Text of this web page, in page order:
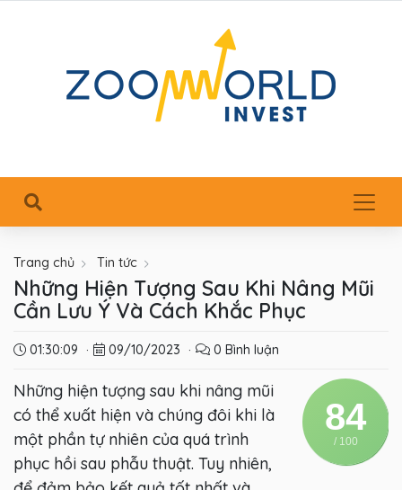
Trang chủ Tin tức
Những Hiện Tượng Sau Khi Nâng Mũi
Cần Lưu Ý Và Cách Khắc Phục
01:30:09 · 09/10/2023 · 0 Bình luận
84
/ 100
Những hiện tượng sau khi nâng mũi
có thể xuất hiện và chúng đôi khi là
một phần tự nhiên của quá trình
phục hồi sau phẫu thuật. Tuy nhiên,